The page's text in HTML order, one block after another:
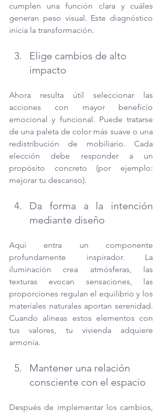
cumplen una función clara y cuáles
generan peso visual. Este diagnóstico
inicia la transformación.
Elige cambios de alto
impacto
Ahora resulta útil seleccionar las
acciones con mayor beneficio
emocional y funcional. Puede tratarse
de una paleta de color más suave o una
redistribución de mobiliario. Cada
elección debe responder a un
propósito concreto (por ejemplo:
mejorar tu descanso).
Da forma a la intención
mediante diseño
Aquí entra un componente
profundamente inspirador. La
iluminación crea atmósferas, las
texturas evocan sensaciones, las
proporciones regulan el equilibrio y los
materiales naturales aportan serenidad.
Cuando alineas estos elementos con
tus valores, tu vivienda adquiere
armonía.
Mantener una relación
consciente con el espacio
Después de implementar los cambios,